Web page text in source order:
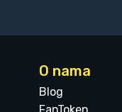
O nama
Blog
FanToken